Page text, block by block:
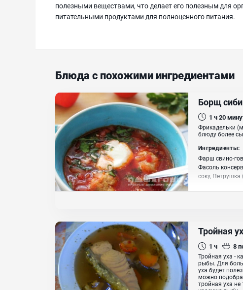
полезными веществами, что делает его полезным для
питательными продуктами для полноценного питания.
Блюда с похожими ингредиентами
Борщ
1 ч 20
Фрикадельки
блюду более
Ингредиенты:
Фарш свино-
Фасоль
соку,
Тройная
1 ч 8
Тройная уха -
рыбы. Для
уха будет
можно
тройная уха